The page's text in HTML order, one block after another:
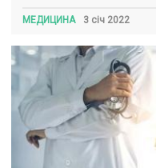
МЕДИЦИНА 3 січ 2022